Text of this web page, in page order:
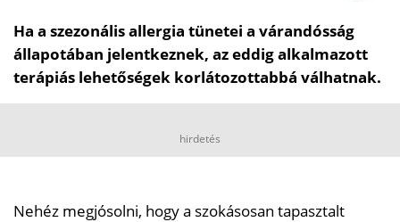
Ha a szezonális allergia tünetei a várandósság
állapotában jelentkeznek, az eddig alkalmazott
terápiás lehetőségek korlátozottabbá válhatnak.
hirdetés
Nehéz megjósolni, hogy a szokásosan tapasztalt